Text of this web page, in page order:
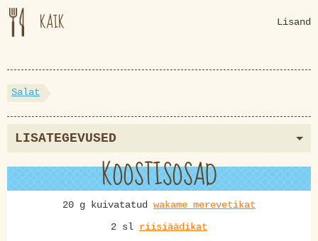
KÄIK
Lisand
Salat
LISATEGEVUSED
KOOSTISOSAD
20 g kuivatatud wakame merevetikat
2 sl riisiäädikat